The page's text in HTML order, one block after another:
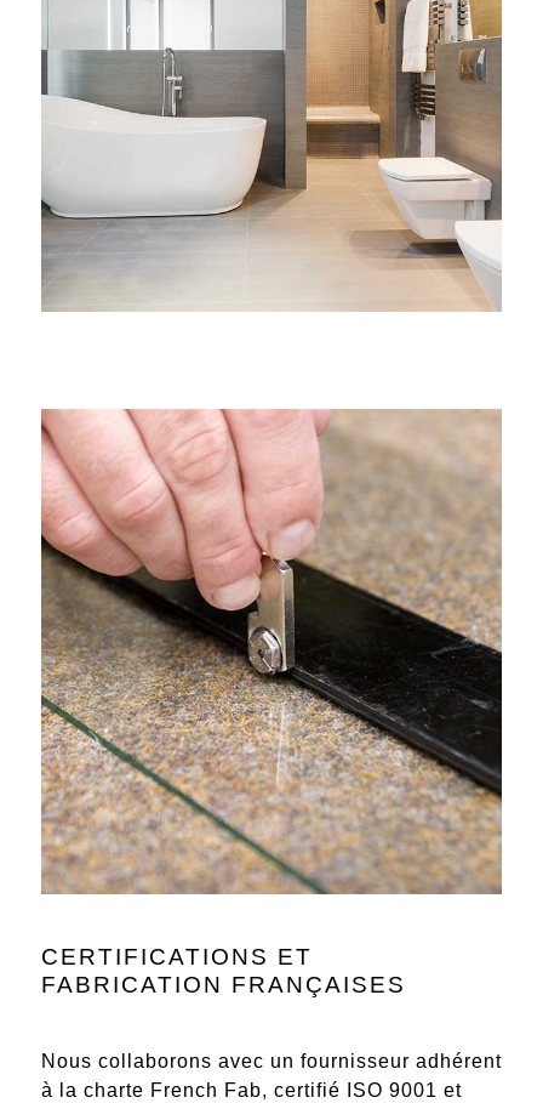
CERTIFICATIONS ET
FABRICATION FRANÇAISES
Nous collaborons avec un fournisseur adhérent
à la charte French Fab, certifié
ISO 9001 et